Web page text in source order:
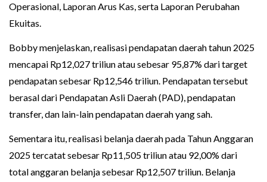
Operasional, Laporan Arus Kas, serta Laporan Perubahan
Ekuitas.
Bobby menjelaskan, realisasi pendapatan daerah tahun 2025
mencapai Rp12,027 triliun atau sebesar 95,87% dari target
pendapatan sebesar Rp12,546 triliun. Pendapatan tersebut
berasal dari Pendapatan Asli Daerah (PAD), pendapatan
transfer, dan lain-lain pendapatan daerah yang sah.
Sementara itu, realisasi belanja daerah pada Tahun Anggaran
2025 tercatat sebesar Rp11,505 triliun atau 92,00% dari
total anggaran belanja sebesar Rp12,507 triliun. Belanja